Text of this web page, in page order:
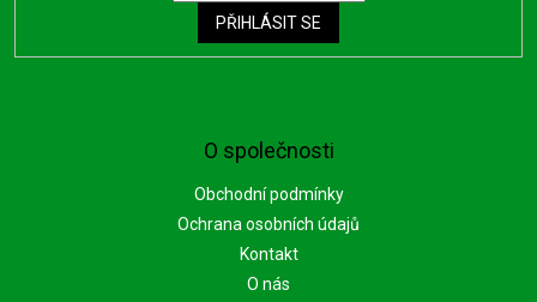
O společnosti
Obchodní podmínky
Ochrana osobních údajů
Kontakt
O nás
PŘIHLÁSIT SE